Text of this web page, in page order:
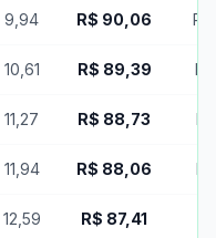
9,94 R$ 90,06 R$
R$ 89,39
R$ 88,73
R$ 88,06
R$ 87,41